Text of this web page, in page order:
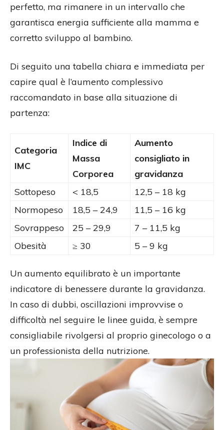
perfetto, ma rimanere in un intervallo che
garantisca energia sufficiente alla mamma e
corretto sviluppo al bambino.
Di seguito una tabella chiara e immediata per
capire qual è l’aumento complessivo
raccomandato in base alla situazione di
partenza:
Categoria
IMC
Indice di
Massa
Corporea
Aumento
consigliato in
gravidanza
Sottopeso
< 18,5
12,5 – 18 kg
Normopeso
18,5 – 24,9
11,5 – 16 kg
Sovrappeso
25 – 29,9
7 – 11,5 kg
Obesità
≥ 30 5 – 9 kg
Un aumento equilibrato è un importante
indicatore di benessere durante la gravidanza.
In caso di dubbi, oscillazioni improvvise o
difficoltà nel seguire le linee guida, è sempre
consigliabile rivolgersi al proprio ginecologo o a
un professionista della nutrizione.